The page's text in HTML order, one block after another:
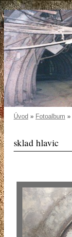
Úvod » Fotoalbum »
sklad hlavic